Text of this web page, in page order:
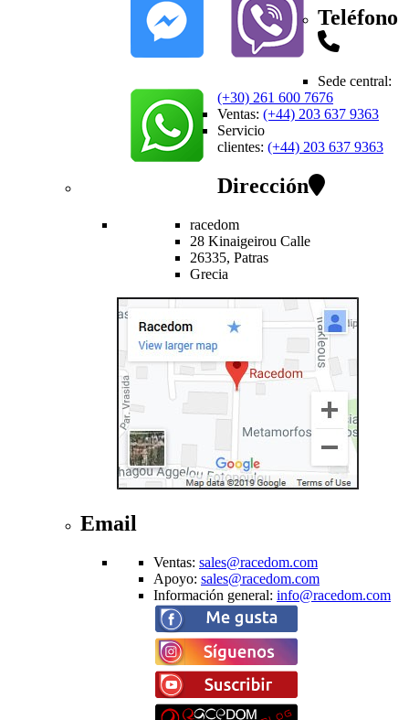
Teléfono
Sede central:
(+30) 261 600 7676
Ventas: (+44) 203 637 9363
Servicio
clientes: (+44) 203 637 9363
Dirección
racedom
28 Kinaigeirou Calle
26335, Patras
Grecia
Email
Ventas: sales@racedom.com
Apoyo: sales@racedom.com
Información general: info@racedom.com